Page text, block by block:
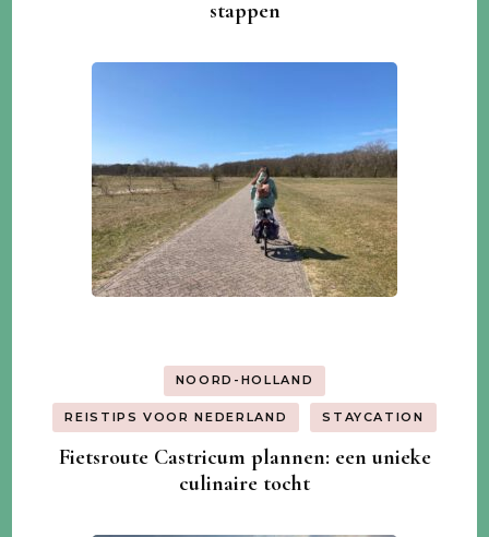
stappen
NOORD-HOLLAND
REISTIPS VOOR NEDERLAND STAYCATION
Fietsroute Castricum plannen: een unieke
culinaire tocht